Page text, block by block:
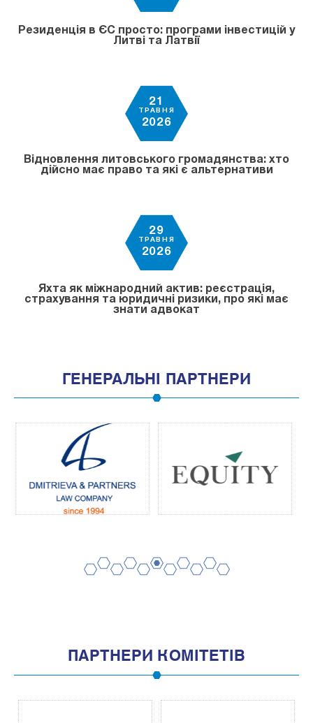
Резиденція в ЄС просто: програми інвестицій у
Литві та Латвії
21
ТРАВНЯ
2026
Відновлення литовського громадянства: хто
дійсно має право та які є альтернативи
29
ТРАВНЯ
2026
Яхта як міжнародний актив: реєстрація,
страхування та юридичні ризики, про які має
знати адвокат
ГЕНЕРАЛЬНІ ПАРТНЕРИ
ПАРТНЕРИ КОМІТЕТІВ